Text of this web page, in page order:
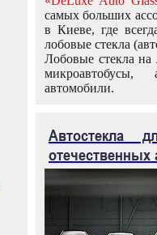
самых больших
в Киеве, где
лобовые стекла
Лобовые стекла на
микроавтобусы,
автомобили.
Автостекла
отечественных